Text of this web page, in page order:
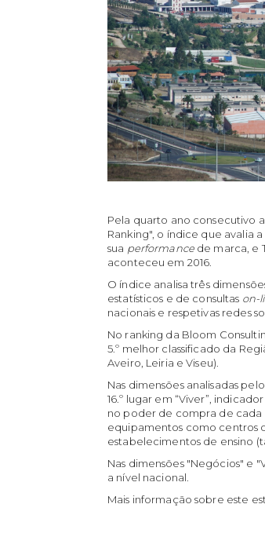
Pela quarto ano consecutivo
Ranking", o índice que avalia
sua performancede marca, e
aconteceu em 2016.
O índice analisa três
estatísticos e de consultas on-
nacionais e respetivas redes
No ranking da Bloom
5.º melhor classificado da
Aveiro, Leiria e Viseu).
Nas dimensões analisadas
16.º lugar em “Viver”,
no poder de compra de cada
equipamentos como centros
estabelecimentos de ensino
Nas dimensões "Negócios" e
a nível nacional.
Mais informação sobre este